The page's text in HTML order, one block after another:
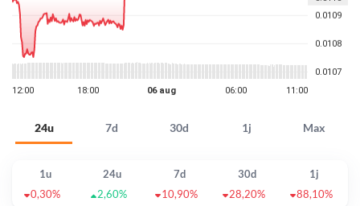
24u 7d 30d 1j Max
1u 24u 7d 30d
1j
0,30%
2,60% 10,90% 28,20% 88,10%